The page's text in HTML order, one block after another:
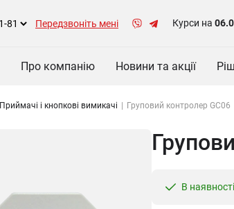
Передзвоніть мені Курси на
Про компанію Новини та акції
Приймачі і кнопкові вимикачі Груповий контролер GC06
В наявності